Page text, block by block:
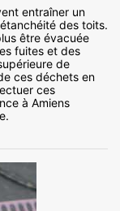
entraîner un
des toits.
être évacuée
fuites et des
de
ces déchets en
ces
à Amiens